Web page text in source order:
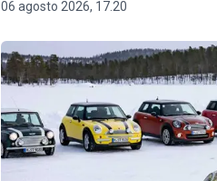
06 agosto 2026, 17.20